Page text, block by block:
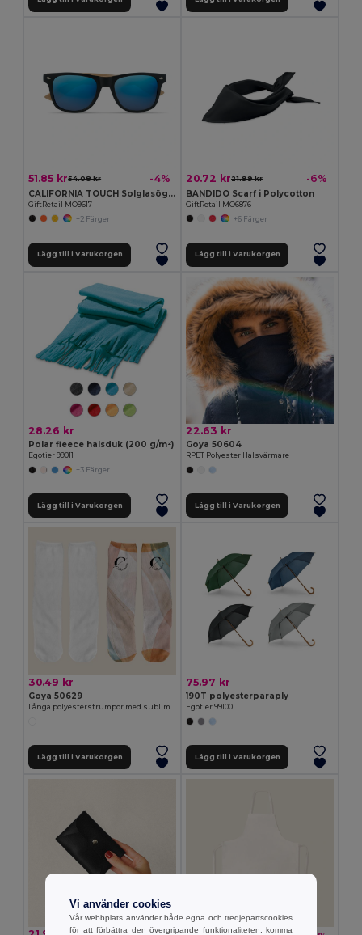
51.85 kr54.08 kr -4%
CALIFORNIA TOUCH Solglasögon med bambu skalmar
GiftRetail MO9617
+2 Färger
Lägg till i Varukorgen
20.72 kr21.99 kr -6%
BANDIDO Scarf i Polycotton
GiftRetail MO6876
+6 Färger
Lägg till i Varukorgen
28.26 kr
Polar fleece halsduk (200 g/m²)
Egotier 99011
+3 Färger
Lägg till i Varukorgen
22.63 kr
Goya 50604
RPET Polyester Halsvärmare
Lägg till i Varukorgen
30.49 kr
Goya 50629
Långa polyesterstrumpor med sublimeringsfinish FIT
Lägg till i Varukorgen
75.97 kr
190T polyesterparaply
Egotier 99100
Lägg till i Varukorgen
Vi använder cookies
Vår webbplats använder både egna och tredjepartscookies
för att förbättra den övergripande funktionaliteten, komma